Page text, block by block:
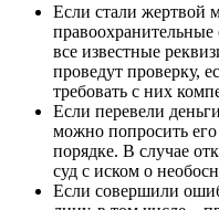
Если стали жертвой
правоохранительные
все известные
проведут проверку,
требовать с них
Если перевели
можно попросить
порядке. В случае
суд с иском о
Если совершили